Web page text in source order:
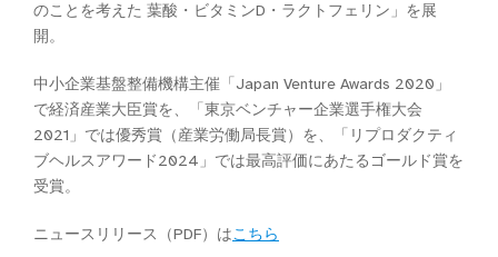
のことを考えた 葉酸・ビタミンD・ラクトフェリン」を展
開。
中小企業基盤整備機構主催「Japan Venture Awards 2020」
で経済産業大臣賞を、「東京ベンチャー企業選手権大会
2021」では優秀賞（産業労働局長賞）を、「リプロダクティ
ブヘルスアワード2024」では最高評価にあたるゴールド賞を
受賞。
ニュースリリース（PDF）はこちら